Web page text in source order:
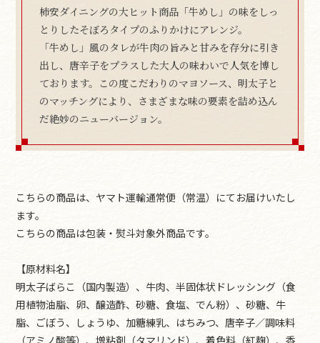
柿安ダイニングの大ヒット商品「牛めし」の味をしっ
とりしたそぼろタイプのふりかけにアレンジ。
「牛めし」風のタレが牛肉の旨みと甘みを存分に引き
出し、唐辛子をプラスした大人の味わいで人気を博し
ております。この度こだわりのマヨソース、明太子と
のマッチングにより、さまざまな味の要素を詰め込ん
だ絶妙のニューバージョン。
こちらの商品は、ヤマト運輸通常便（常温）にてお届けいたし
ます。
こちらの商品は包装・熨斗対象外商品です。
【原材料名】
明太子ばらこ（国内製造）、牛肉、半固体状ドレッシング（食
用植物油脂、卵、醸造酢、砂糖、食塩、でん粉）、砂糖、牛
脂、ごぼう、しょうゆ、加糖練乳、はちみつ、唐辛子／調味料
（アミノ酸等）、増粘剤（タマリンド）、着色料（紅麹）、香